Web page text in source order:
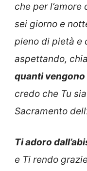
che per
sei giorno e
pieno di pietà e
aspettando,
quanti
credo che Tu
Sacramento
Ti adoro
e Ti rendo